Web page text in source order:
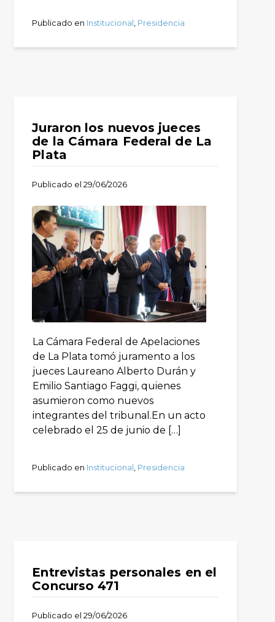
Publicado en Institucional , Presidencia
Juraron los nuevos jueces
de la Cámara Federal de La
Plata
Publicado el29/06/2026
La Cámara Federal de Apelaciones
de La Plata tomó juramento a los
jueces Laureano Alberto Durán y
Emilio Santiago Faggi, quienes
asumieron como nuevos
integrantes del tribunal.En un acto
celebrado el 25 de junio de […]
Publicado en Institucional Presidencia
Entrevistas personales en el
Concurso 471
Publicado el29/06/2026